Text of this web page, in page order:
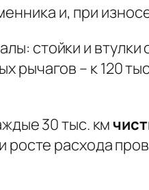
и, при
стойки и
рычагов – к 120
30 тыс. км
росте расхода